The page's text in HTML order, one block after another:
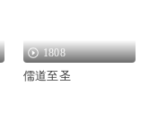
1808
儒道至圣